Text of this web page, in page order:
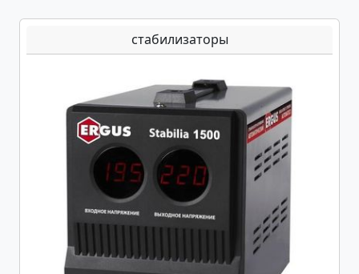
стабилизаторы